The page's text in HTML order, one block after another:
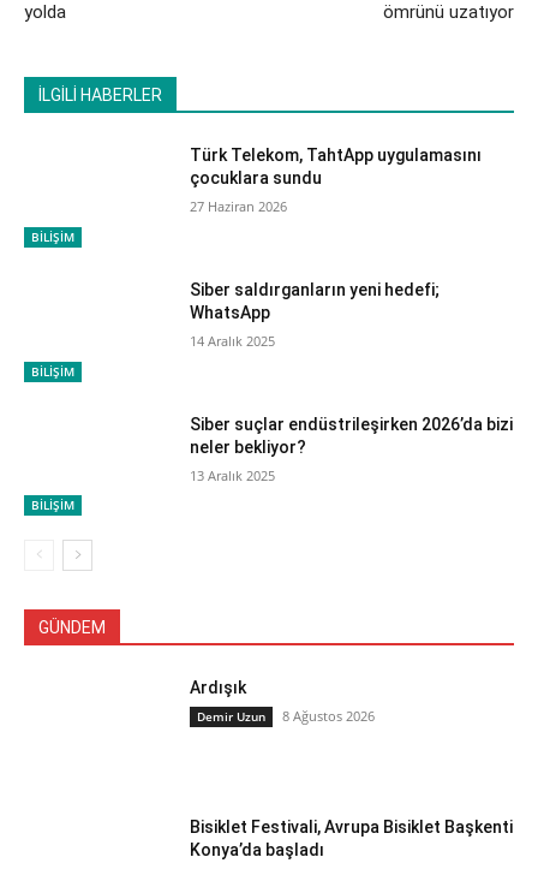
yolda
ömrünü uzatıyor
İLGİLİ HABERLER
BİLİŞİM
Türk Telekom, TahtApp uygulamasını
çocuklara sundu
27 Haziran 2026
BİLİŞİM
Siber saldırganların yeni hedefi;
WhatsApp
14 Aralık 2025
BİLİŞİM
Siber suçlar endüstrileşirken 2026’da bizi
neler bekliyor?
13 Aralık 2025
GÜNDEM
Ardışık
Demir Uzun 8 Ağustos 2026
Bisiklet Festivali, Avrupa Bisiklet Başkenti
Konya’da başladı